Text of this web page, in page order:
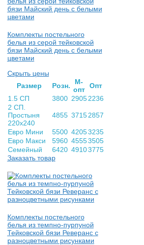
Комплекты постельного
белья из серой тейковской
бязи Майский день с белыми
цветами
Скрыть цены
Раз­мер
Розн.
М-
опт Опт
1.5 СП
3800 2905 2236
2 СП.
Простыня
220х240
4855 3715 2857
Евро Мини 5500 42053235
Евро Макси
5960 45553505
Семейный
6420 49103775
Заказать товар
Комплекты постельного
белья из темпно-пурпуной
Тейковской бязи Реверанс с
разноцветными рисунками